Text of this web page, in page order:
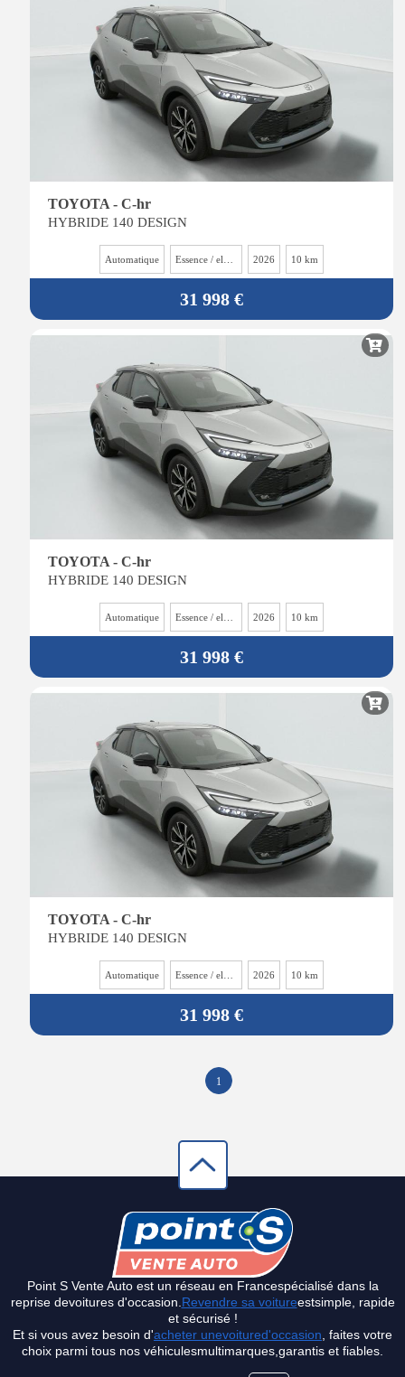
TOYOTA - C-hr
HYBRIDE 140 DESIGN
Automatique 2026 10 km
31 998 €
TOYOTA - C-hr
HYBRIDE 140 DESIGN
Automatique 2026 10 km
31 998 €
TOYOTA - C-hr
HYBRIDE 140 DESIGN
Automatique 2026 10 km
31 998 €
1
Point S Vente Auto est un réseau en Francespécialisé dans la
reprise devoitures d'occasion. Revendre sa voitureestsimple, rapide
et sécurisé !
Et si vous avez besoin d'acheter unevoitured'occasion , faites votre
choix parmi tous nos véhiculesmultimarques,garantis et fiables.